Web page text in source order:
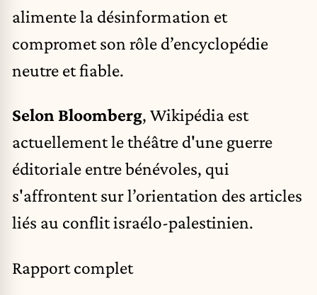
alimente la désinformation et
compromet son rôle d’encyclopédie
neutre et fiable.
Selon Bloomberg, Wikipédia est
actuellement le théâtre d'une guerre
éditoriale entre bénévoles, qui
s'affrontent sur l’orientation des articles
liés au conflit israélo-palestinien.
Rapport complet